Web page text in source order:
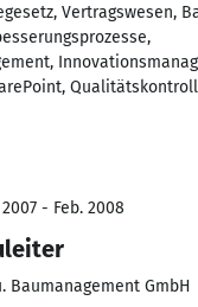
Vertragswesen,
- Feb. 2008
Baumanagement GmbH